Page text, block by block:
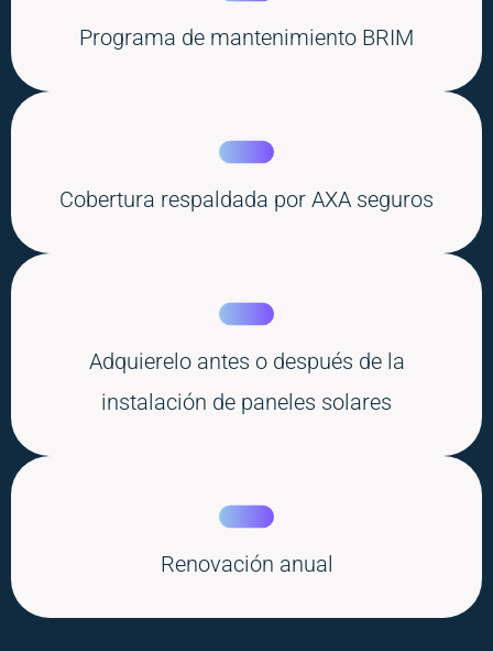
Programa de mantenimiento BRIM
Cobertura respaldada por AXA seguros
Adquierelo antes o después de la
instalación de paneles solares
Renovación anual